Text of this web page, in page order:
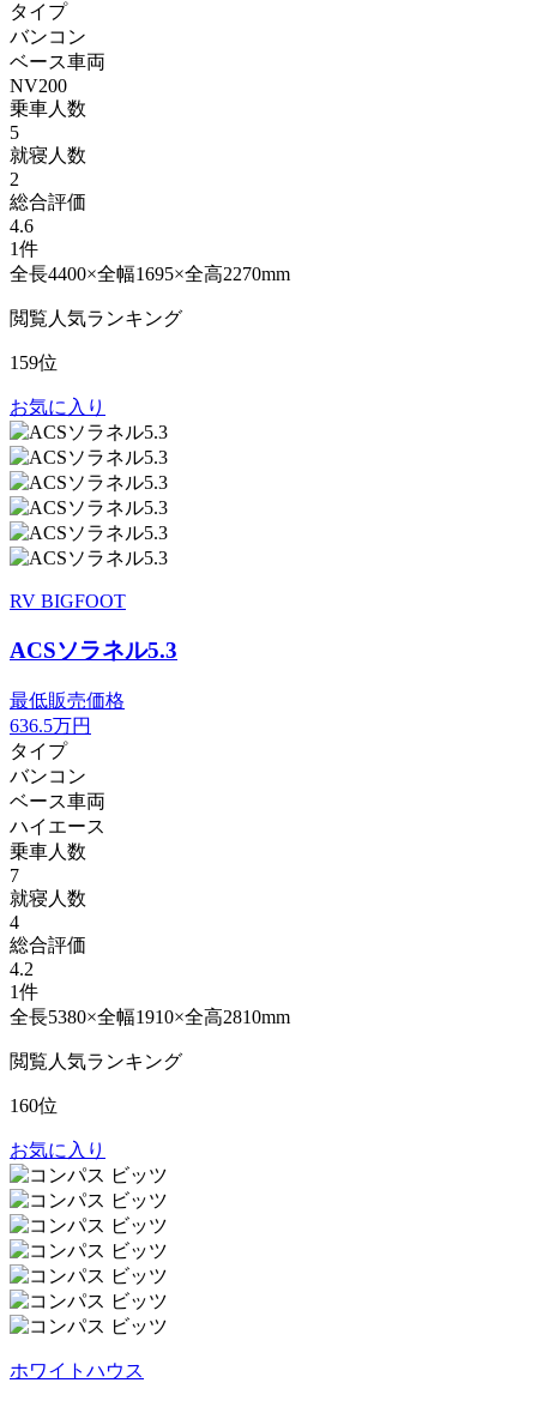
タイプ
バンコン
ベース車両
NV200
乗車人数
5
就寝人数
2
総合評価
4.6
1件
全長4400×全幅1695×全高2270mm
閲覧人気ランキング
159位
お気に入り
RV BIGFOOT
ACSソラネル5.3
最低販売価格
636.5万円
タイプ
バンコン
ベース車両
ハイエース
乗車人数
7
就寝人数
4
総合評価
4.2
1件
全長5380×全幅1910×全高2810mm
閲覧人気ランキング
160位
お気に入り
ホワイトハウス